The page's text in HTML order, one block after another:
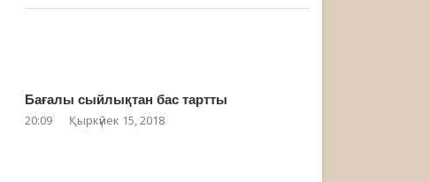
Бағалы сыйлықтан бас тартты
20:09 Қыркүйек 15, 2018